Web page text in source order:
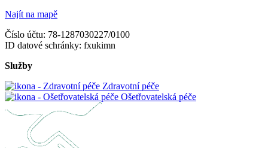
Najít na mapě
Číslo účtu: 78-1287030227/0100
ID datové schránky: fxukimn
Služby
Zdravotní péče
Ošetřovatelská péče